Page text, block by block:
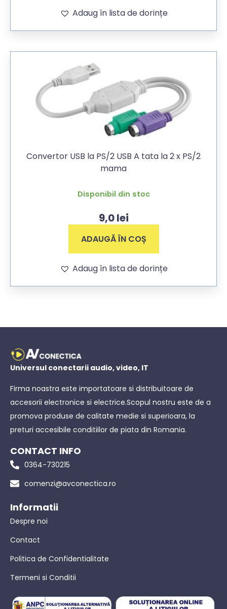
Adaug în lista de dorințe
Convertor USB la PS/2 USB A tata la 2 x PS/2
mama
Disponibil din stoc
9,0lei
ADAUGĂ ÎN COȘ
Adaug în lista de dorințe
Universul conectarii audio, video, IT
Firma noastra este importatoare si distribuitoare de
accesorii electronice si electrice.Scopul nostru este de a
promova produse de calitate medie si superioara, la
preturi accesibile conditiilor de piata din Romania.
CONTACT INFO
0364-730215
comenzi@avconectica.ro
Informatii
Despre noi
Contact
Politica de Confidentialitate
Termeni si Conditii